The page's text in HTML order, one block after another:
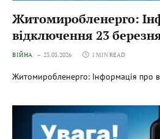
Житомиробленерго:
відключення 23
ВІЙНА 23.03.2026 1 MIN READ
Житомиробленерго: Інформація про